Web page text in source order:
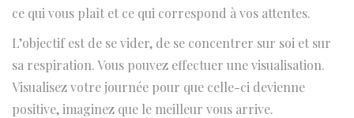
ce qui vous plaît et ce qui correspond à vos attentes.
L’objectif est de se vider, de se concentrer sur soi et sur
sa respiration. Vous pouvez effectuer une visualisation.
Visualisez votre journée pour que celle-ci devienne
positive, imaginez que le meilleur vous arrive.